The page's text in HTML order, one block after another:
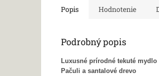
Popis Hodnotenie
Podrobný popis
Luxusné prírodné tekuté mydlo
Pačuli a santalové drevo